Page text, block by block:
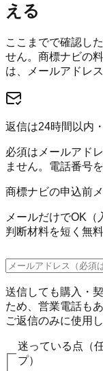
える
ここまでで確認し
せん。 商標ナビの
は、メールアドレ
返信は24時間以内
必須はメールアド
ません。電話番号
商標ナビの申込前
メールだけでOK
判断材料を短く無
送信しても購入・
ため、営業電話も
ご返信のみに使用
迷っている点（
プ）